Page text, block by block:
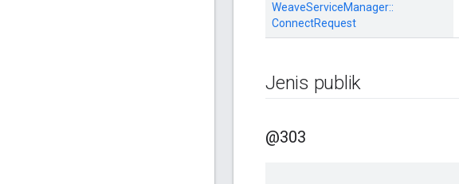
WeaveServiceManager::
ConnectRequest
Jenis publik
@303